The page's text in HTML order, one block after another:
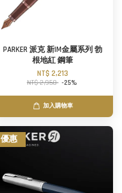
PARKER 派克 新IM金屬系列 勃
根地紅 鋼筆
NT$ 2,213
NT$ 2,950 -25%
加入購物車
優惠